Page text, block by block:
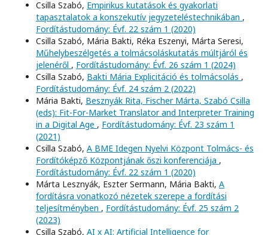
Csilla Szabó, Empirikus kutatások és gyakorlati
tapasztalatok a konszekutív jegyzeteléstechnikában ,
Fordítástudomány: Évf. 22 szám 1 (2020)
Csilla Szabó, Mária Bakti, Réka Eszenyi, Márta Seresi,
Műhelybeszélgetés a tolmácsoláskutatás múltjáról és
jelenéről , Fordítástudomány: Évf. 26 szám 1 (2024)
Csilla Szabó, Bakti Mária Explicitáció és tolmácsolás ,
Fordítástudomány: Évf. 24 szám 2 (2022)
Mária Bakti, Besznyák Rita, Fischer Márta, Szabó Csilla
(eds): Fit-For-Market Translator and Interpreter Training
in a Digital Age , Fordítástudomány: Évf. 23 szám 1
(2021)
Csilla Szabó, A BME Idegen Nyelvi Központ Tolmács- és
Fordítóképző Központjának őszi konferenciája ,
Fordítástudomány: Évf. 22 szám 1 (2020)
Márta Lesznyák, Eszter Sermann, Mária Bakti, A
fordításra vonatkozó nézetek szerepe a fordítási
teljesítményben , Fordítástudomány: Évf. 25 szám 2
(2023)
Csilla Szabó, AI x AI: Artificial Intelligence for